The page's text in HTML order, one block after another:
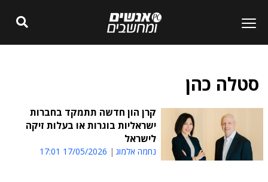
סטלה כהן
קרן הון חדשה תתמקד בחברות
ישראליות בוגרות או בעלות זיקה
לישראל
נחמה אלמוג 17/05/2026 17:01